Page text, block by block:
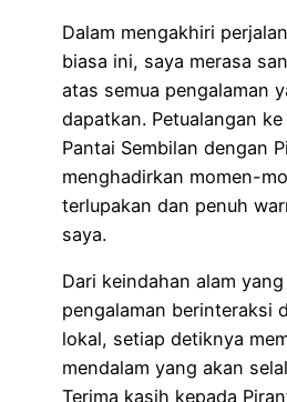
Dalam mengakhiri
biasa ini, saya merasa
atas semua pengalaman
dapatkan. Petualangan
Pantai Sembilan dengan
menghadirkan momen-
terlupakan dan penuh
saya.
Dari keindahan alam
pengalaman berinteraksi
lokal, setiap detiknya
mendalam yang akan
Terima kasih kepada